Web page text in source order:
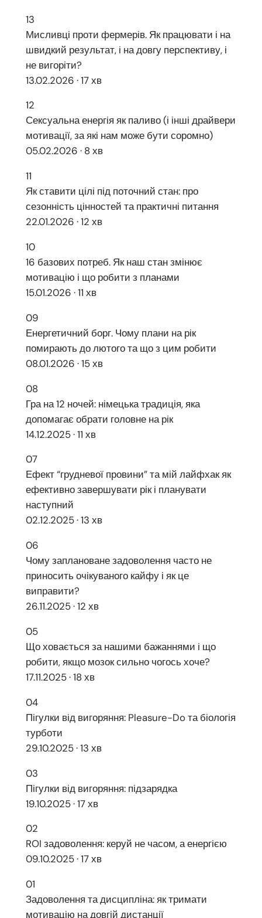
13
Мисливці проти фермерів. Як працювати і на
швидкий результат, і на довгу перспективу, і
не вигоріти?
13.02.2026 · 17 хв
12
Сексуальна енергія як паливо (і інші драйвери
мотивації, за які нам може бути соромно)
05.02.2026 · 8 хв
11
Як ставити цілі під поточний стан: про
сезонність цінностей та практичні питання
22.01.2026 · 12 хв
10
16 базових потреб. Як наш стан змінює
мотивацію і що робити з планами
15.01.2026 · 11 хв
09
Енергетичний борг. Чому плани на рік
помирають до лютого та що з цим робити
08.01.2026 · 15 хв
08
Гра на 12 ночей: німецька традиція, яка
допомагає обрати головне на рік
14.12.2025 · 11 хв
07
Ефект “грудневої провини” та мій лайфхак як
ефективно завершувати рік і планувати
наступний
02.12.2025 · 13 хв
06
Чому заплановане задоволення часто не
приносить очікуваного кайфу і як це
виправити?
26.11.2025 · 12 хв
05
Що ховається за нашими бажаннями і що
робити, якщо мозок сильно чогось хоче?
17.11.2025 · 18 хв
04
Пігулки від вигоряння: Pleasure-Do та біологія
турботи
29.10.2025 · 13 хв
03
Пігулки від вигоряння: підзарядка
19.10.2025 · 17 хв
02
ROI задоволення: керуй не часом, а енергією
09.10.2025 · 17 хв
01
Задоволення та дисципліна: як тримати
мотивацію на довгій дистанції